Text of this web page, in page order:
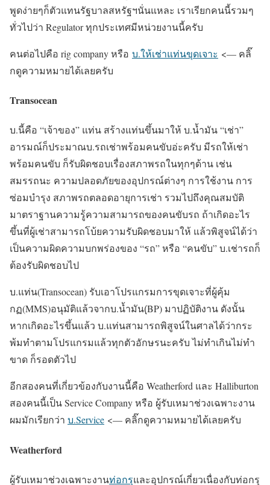
พูดง่ายๆก็ตัวแทนรัฐบาลสหรัฐฯนั่นแหละ เราเรียกคนนี้รวมๆ
ทั่วไปว่า Regulator ทุกประเทศมีหน่วยงานนี้ครับ
คนต่อไปคือ rig company หรือ บ.ให้เช่าแท่นขุดเจาะ <— คลิ๊
กดูความหมายได้เลยครับ
Transocean
บ.นี้คือ “เจ้าของ” แท่น สร้างแท่นขึ้นมาให้ บ.น้ำมัน “เช่า”
อารมณ์ก็ประมาณบ.รถเช่าพร้อมคนขับอ่ะครับ มีรถให้เช่า
พร้อมคนขับ ก็รับผิดชอบเรื่องสภาพรถในทุกๆด้าน เช่น
สมรรถนะ ความปลอดภัยของอุปกรณ์ต่างๆ การใช้งาน การ
ซ่อมบำรุง สภาพรถตลอดอายุการเช่า รวมไปถึงคุณสมบัติ
มาตราฐานความรู้ความสามารถของคนขับรถ ถ้าเกิดอะไร
ขึ้นที่ผู้เช่าสามารถโบ้ยความรับผิดชอบมาให้ แล้วพิสูจน์ได้ว่า
เป็นความผิดความบกพร่องของ “รถ” หรือ “คนขับ” บ.เช่ารถก็
ต้องรับผิดชอบไป
บ.แท่น(Transocean) รับเอาโปรแกรมการขุดเจาะที่ผู้คุ้ม
กฏ(MMS)อนุมัติแล้วจากบ.น้ำมัน(ฺBP) มาปฏิบัติงาน ดังนั้น
หากเกิดอะไรขึ้นแล้ว บ.แท่นสามารถพิสูจน์ในศาลได้ว่ากระ
พ้มทำตามโปรแกรมแล้วทุกตัวอักษรนะครับ ไม่ทำเกินไม่ทำ
ขาด ก็รอดตัวไป
อีกสองคนที่เกี่ยวข้องกับงานนี้คือ Weatherford และ Halliburton
สองคนนี้เป็น Service Company หรือ ผู้รับเหมาช่วงเฉพาะงาน
ผมมักเรียกว่า บ.Service <— คลิ๊กดูความหมายได้เลยครับ
Weatherford
ผู้รับเหมาช่วงเฉพาะงานท่อกรุและอุปกรณ์เกี่ยวเนื่องกับท่อกรุ